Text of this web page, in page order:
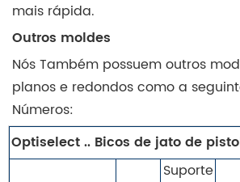
mais rápida.
Outros moldes
Nós Também possuem outros
planos e redondos como a
Números:
Optiselect .. Bicos de jato de
Suporte